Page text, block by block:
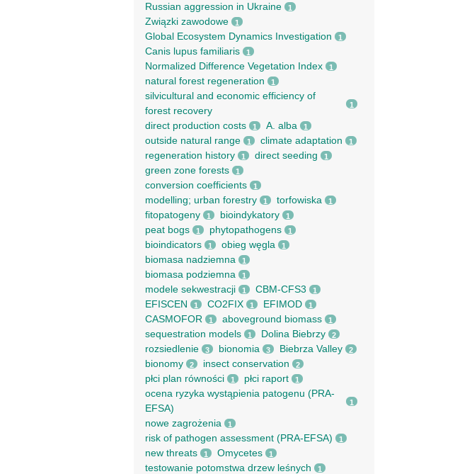
Russian aggression in Ukraine 1
Związki zawodowe 1
Global Ecosystem Dynamics Investigation 1
Canis lupus familiaris 1
Normalized Difference Vegetation Index 1
natural forest regeneration 1
silvicultural and economic efficiency of
forest recovery
1
direct production costs 1 A. alba 1
outside natural range 1 climate adaptation 1
regeneration history 1 direct seeding 1
green zone forests 1
conversion coefficients 1
modelling; urban forestry 1 torfowiska 1
fitopatogeny 1 bioindykatory 1
peat bogs 1 phytopathogens 1
bioindicators 1 obieg węgla 1
biomasa nadziemna 1
biomasa podziemna 1
modele sekwestracji 1 CBM-CFS3 1
EFISCEN 1 CO2FIX 1 EFIMOD 1
CASMOFOR 1 aboveground biomass 1
sequestration models 1 Dolina Biebrzy 2
rozsiedlenie 3 bionomia 3 Biebrza Valley 2
bionomy 2 insect conservation 2
płci plan równości 1 płci raport 1
ocena ryzyka wystąpienia patogenu (PRA-
EFSA)
1
nowe zagrożenia 1
risk of pathogen assessment (PRA-EFSA) 1
new threats 1 Omycetes 1
testowanie potomstwa drzew leśnych 1